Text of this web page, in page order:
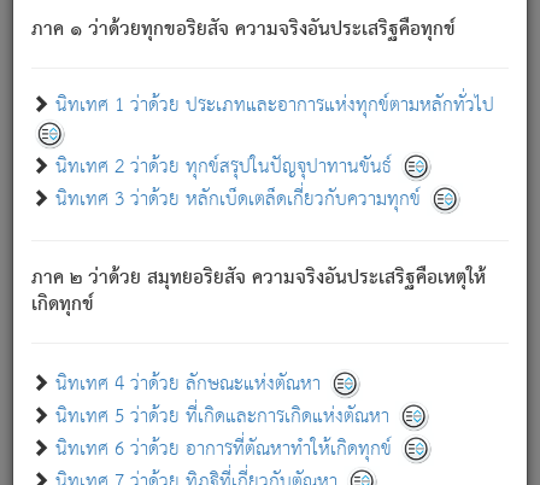
ภาค ๑ ว่าด้วยทุกขอริยสัจ ความจริงอันประเสริฐคือทุกข์
นิทเทศ 1 ว่าด้วย ประเภทและอาการแห่งทุกข์ตามหลักทั่วไป
นิทเทศ 2 ว่าด้วย ทุกข์สรุปในปัญจุปาทานขันธ์
นิทเทศ 3 ว่าด้วย หลักเบ็ดเตล็ดเกี่ยวกับความทุกข์
ภาค ๒ ว่าด้วย สมุทยอริยสัจ ความจริงอันประเสริฐคือเหตุให้
เกิดทุกข์
นิทเทศ 4 ว่าด้วย ลักษณะแห่งตัณหา
นิทเทศ 5 ว่าด้วย ที่เกิดและการเกิดแห่งตัณหา
นิทเทศ 6 ว่าด้วย อาการที่ตัณหาทำให้เกิดทุกข์
ภพ ว่ามีได้เพราะวิภพ[2]: เรากล่าวว่า สมณะหรือพราหมณ์ทั้ง
ปวงนั้น ก็ยังสลัดภพออกไปไม่ได้.
ก็ทุกข์นี้มีขึ้น เพราะอาศัยซึ่งอุปธิทั้งปวง.
เพราะความสิ้นไปแห่งอุปาทานทั้งปวง ความเกิดขึ้นแห่ง
ทุกข์จึงไม่มี.
ท่านจงดูโลกนี้เถิด (จะเห็นว่า) สัตว์ทั้งหลายอันอวิชาหนา
แน่นบังหนาแล้ว; และว่า สัตว์ผู้ยินดีในภพอันเป็นแล้วนั้น ย่อม
อันเป็นไปในที่หรือเวลาทั้งปวง[3]เพื่อความมีแห่งประโยชน์โดย
ประการทั้งปวง; ภพทั้งหลายทั้งหมดนั้น ไม่เที่ยง เป็นทุกข์ มี
ความแปรปรวนเป็นธรรมดา.
อย่างนี้อยู่; เขาย่อมละภวตัณหาได้ และไม่เพลิดเพลินวิภวตัณหา
ด้วย.
ความดับเพราะความสำรอกไม่เหลือ (แห่งภพทั้งหลาย)
เพราะความสิ้นไปแห่งตัณหาโดยประการทั้งปวง นั้นคือ